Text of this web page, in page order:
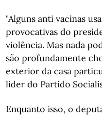
"Alguns anti vacinas
provocativas do
violência. Mas nada
são profundamente
exterior da casa
líder do Partido
Enquanto isso, o